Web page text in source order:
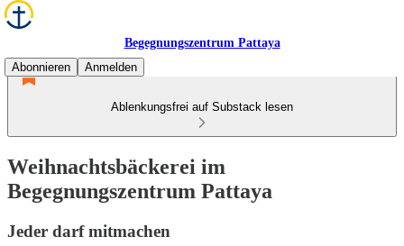
Begegnungszentrum Pattaya
Abonnieren
Anmelden
Ablenkungsfrei auf Substack lesen
Weihnachtsbäckerei im
Begegnungszentrum Pattaya
Jeder darf mitmachen